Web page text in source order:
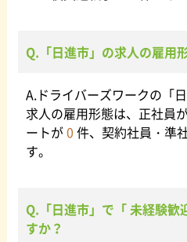
Q.「日進市」の求人の雇用
A.ドライバーズワークの「
求人の雇用形態は、正社員
ートが0 件、契約社員・準
す。
Q.「日進市」で「 未経験歓
すか？